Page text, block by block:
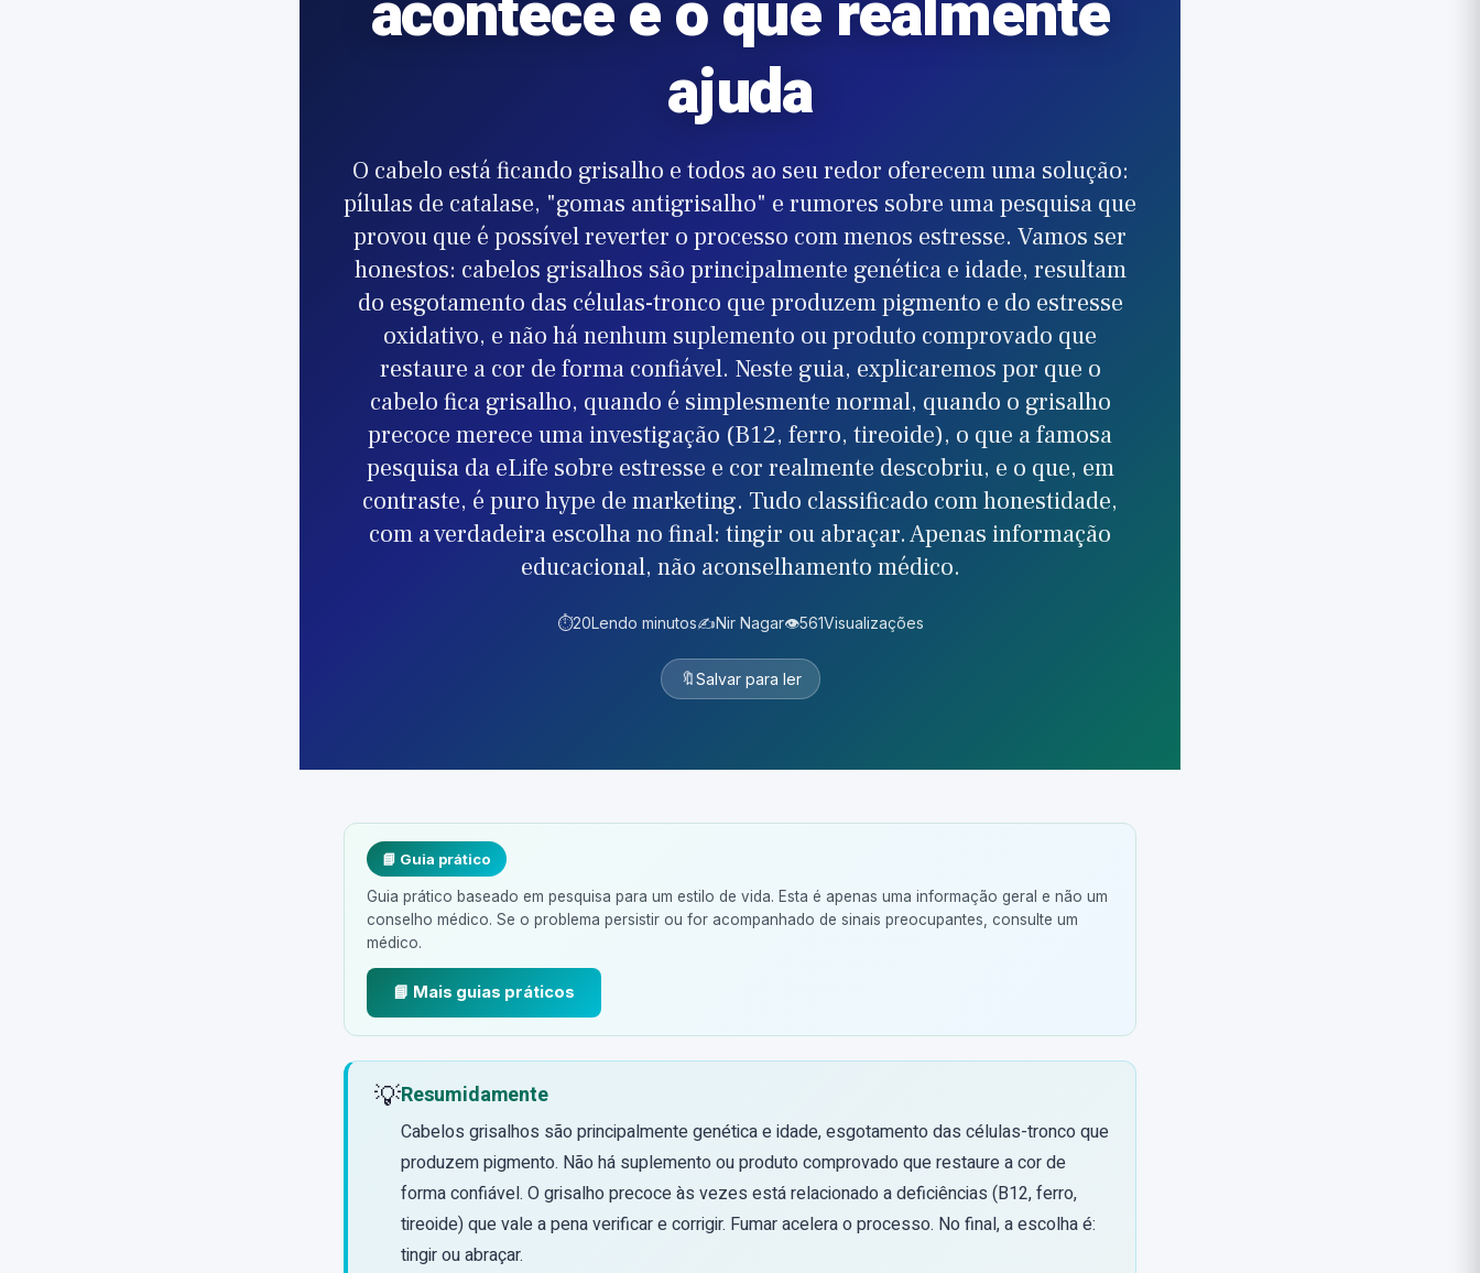
ajuda
O cabelo está ficando grisalho e todos ao seu redor oferecem uma solução:
pílulas de catalase, "gomas antigrisalho" e rumores sobre uma pesquisa que
provou que é possível reverter o processo com menos estresse. Vamos ser
honestos: cabelos grisalhos são principalmente genética e idade, resultam
do esgotamento das células-tronco que produzem pigmento e do estresse
oxidativo, e não há nenhum suplemento ou produto comprovado que
restaure a cor de forma confiável. Neste guia, explicaremos por que o
cabelo fica grisalho, quando é simplesmente normal, quando o grisalho
precoce merece uma investigação (B12, ferro, tireoide), o que a famosa
pesquisa da eLife sobre estresse e cor realmente descobriu, e o que, em
contraste, é puro hype de marketing. Tudo classificado com honestidade,
com a verdadeira escolha no final: tingir ou abraçar. Apenas informação
educacional, não aconselhamento médico.
⏱️20Lendo minutos✍️Nir Nagar👁️561Visualizações
🔖Salvar para ler
📘 Guia prático
Guia prático baseado em pesquisa para um estilo de vida. Esta é apenas uma informação geral e não um
conselho médico. Se o problema persistir ou for acompanhado de sinais preocupantes, consulte um
médico.
📘 Mais guias práticos
💡Resumidamente
Cabelos grisalhos são principalmente genética e idade, esgotamento das células-tronco que
produzem pigmento. Não há suplemento ou produto comprovado que restaure a cor de
forma confiável. O grisalho precoce às vezes está relacionado a deficiências (B12, ferro,
tireoide) que vale a pena verificar e corrigir. Fumar acelera o processo. No final, a escolha é:
tingir ou abraçar.